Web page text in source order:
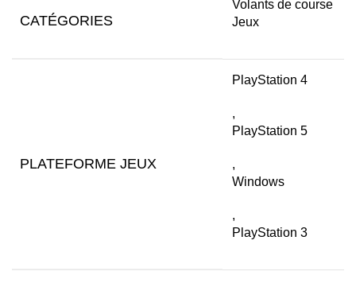
CATÉGORIES
Volants de course
Jeux
PLATEFORME JEUX
PlayStation 4
,
PlayStation 5
,
Windows
,
PlayStation 3